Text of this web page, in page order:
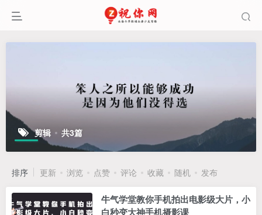
剪辑 共3篇
排序 更新 浏览 点赞 评论 收藏 随机 发布
牛气学堂教你手机拍出电影级大片，小
白秒变大神手机摄影课